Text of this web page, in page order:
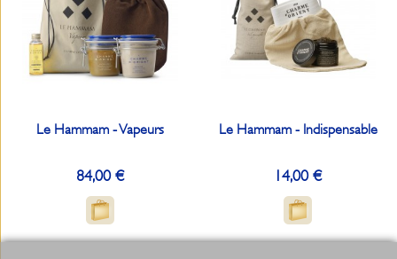
Le Hammam - Vapeurs
84,00 €
Le Hammam - Indispensable
14,00 €